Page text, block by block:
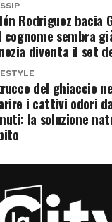
Rodriguez bacia
cognome sembra
diventa il set
del ghiaccio
i cattivi odori
la soluzione